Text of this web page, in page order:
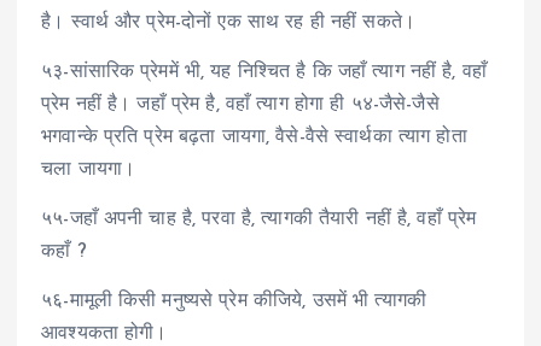
है। स्वार्थ और प्रेम-दोनों एक साथ रह ही नहीं सकते।
५३-सांसारिक प्रेममें भी, यह निश्चित है कि जहाँ त्याग नहीं है, वहाँ
प्रेम नहीं है। जहाँ प्रेम है, वहाँ त्याग होगा ही ५४-जैसे-जैसे
भगवान्के प्रति प्रेम बढ़ता जायगा, वैसे-वैसे स्वार्थका त्याग होता
चला जायगा।
५५-जहाँ अपनी चाह है, परवा है, त्यागकी तैयारी नहीं है, वहाँ प्रेम
कहाँ ?
५६-मामूली किसी मनुष्यसे प्रेम कीजिये, उसमें भी त्यागकी
आवश्यकता होगी।